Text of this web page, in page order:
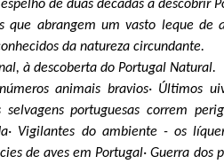
de duas décadas a descobrir
que abrangem um vasto leque de
da natureza circundante.
à descoberta do Portugal Natural.
animais bravios· Últimos
portuguesas correm
· Vigilantes do ambiente - os
de aves em Portugal· Guerra dos